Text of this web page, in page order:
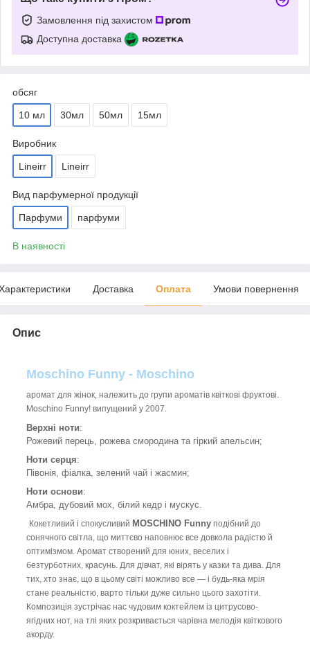
Замовлення під захистом
Доступна доставка
обсяг
10 мл 30мл 50мл 15мл
Виробник
Lineirr Lineirr
Вид парфумерної продукції
Парфуми парфуми
В наявності
Доставка Оплата Умови повернення
Опис
Moschino Funny - Moschino
аромат для жінок, належить до групи ароматів квіткові фруктові.
Moschino Funny! випущений у 2007.
Верхні ноти:
Рожевий перець, рожева смородина та гіркий апельсин;
Ноти серця:
Півонія, фіалка, зелений чай і жасмин;
Ноти основи:
Амбра, дубовий мох, білий кедр і мускус.
Кокетливий і спокусливий MOSCHINO Funny подібний до
сонячного світла, що миттєво наповнює все довкола радістю й
оптимізмом. Аромат створений для юних, веселих і
безтурботних, красунь. Для дівчат, які вірять у казки та дива. Для
тих, хто знає, що в цьому світі можливо все — і будь-яка мрія
стане реальністю, варто тільки дуже сильно цього захотіти.
Композиція зустрічає нас чудовим коктейлем із цитрусово-
ягідних нот, на тлі яких розкривається чарівна мелодія квіткового
акорду.